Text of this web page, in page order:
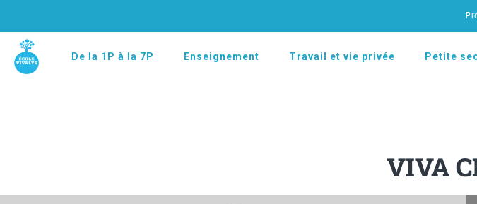
De la 1P à la 7P Enseignement Travail et vie privée Petite
VIVA